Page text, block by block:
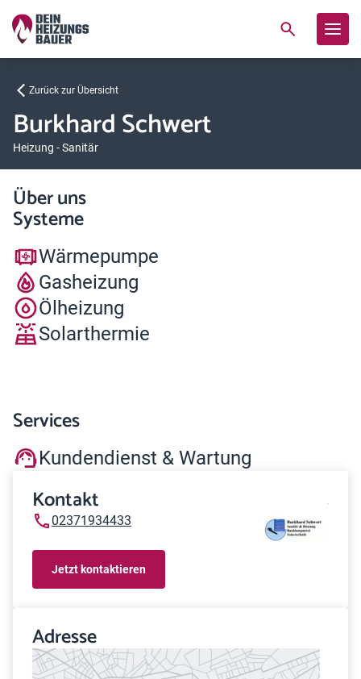
Zurück zur Übersicht
Burkhard Schwert
Heizung - Sanitär
Über uns
Systeme
Wärmepumpe
Gasheizung
Ölheizung
Solarthermie
Services
Kundendienst & Wartung
Kontakt
02371934433
Jetzt kontaktieren
Adresse